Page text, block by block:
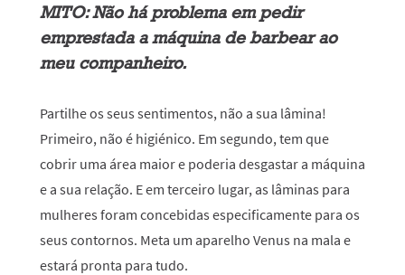
MITO: Não há problema em pedir
emprestada a máquina de barbear ao
meu companheiro.
Partilhe os seus sentimentos, não a sua lâmina!
Primeiro, não é higiénico. Em segundo, tem que
cobrir uma área maior e poderia desgastar a máquina
e a sua relação. E em terceiro lugar, as lâminas para
mulheres foram concebidas especificamente para os
seus contornos. Meta um aparelho Venus na mala e
estará pronta para tudo.